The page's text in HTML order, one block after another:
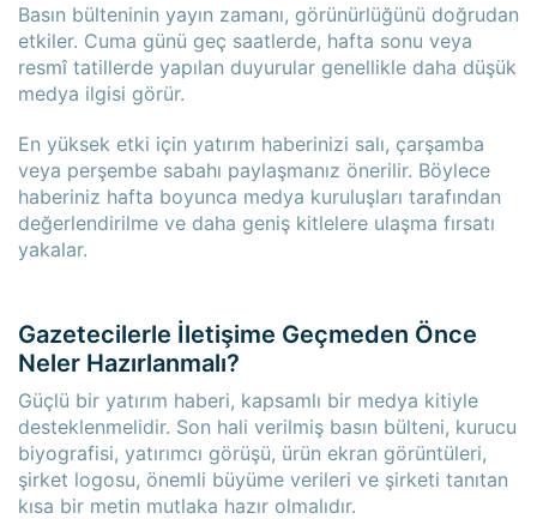
Basın bülteninin yayın zamanı, görünürlüğünü doğrudan
etkiler. Cuma günü geç saatlerde, hafta sonu veya
resmî tatillerde yapılan duyurular genellikle daha düşük
medya ilgisi görür.
En yüksek etki için yatırım haberinizi salı, çarşamba
veya perşembe sabahı paylaşmanız önerilir. Böylece
haberiniz hafta boyunca medya kuruluşları tarafından
değerlendirilme ve daha geniş kitlelere ulaşma fırsatı
yakalar.
Gazetecilerle İletişime Geçmeden Önce
Neler Hazırlanmalı?
Güçlü bir yatırım haberi, kapsamlı bir medya kitiyle
desteklenmelidir. Son hali verilmiş basın bülteni, kurucu
biyografisi, yatırımcı görüşü, ürün ekran görüntüleri,
şirket logosu, önemli büyüme verileri ve şirketi tanıtan
kısa bir metin mutlaka hazır olmalıdır.